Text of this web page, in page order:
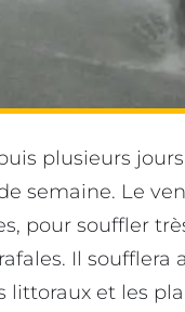
plusieurs
semaine. Le
pour souffler
Il
littoraux et les